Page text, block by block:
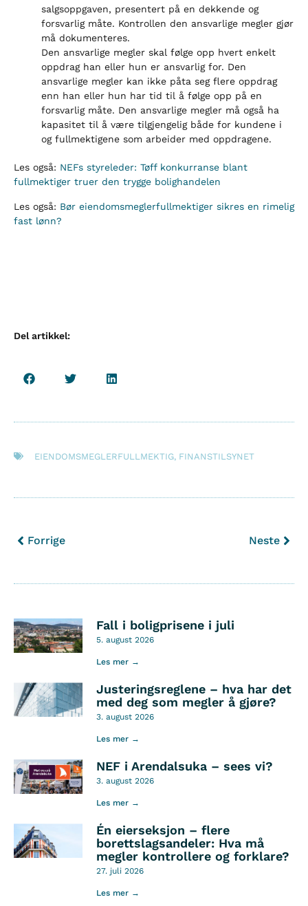
salgsoppgaven, presentert på en dekkende og
forsvarlig måte. Kontrollen den ansvarlige megler gjør
må dokumenteres.
Den ansvarlige megler skal følge opp hvert enkelt
oppdrag han eller hun er ansvarlig for. Den
ansvarlige megler kan ikke påta seg flere oppdrag
enn han eller hun har tid til å følge opp på en
forsvarlig måte. Den ansvarlige megler må også ha
kapasitet til å være tilgjengelig både for kundene i
og fullmektigene som arbeider med oppdragene.
Les også: NEFs styreleder: Tøff konkurranse blant
fullmektiger truer den trygge bolighandelen
Les også: Bør eiendomsmeglerfullmektiger sikres en rimelig
fast lønn?
Del artikkel:
EIENDOMSMEGLERFULLMEKTIG, FINANSTILSYNET
Forrige Neste
Fall i boligprisene i juli
5. august 2026
Les mer →
Justeringsreglene – hva har det
med deg som megler å gjøre?
3. august 2026
Les mer →
NEF i Arendalsuka – sees vi?
3. august 2026
Les mer →
Én eierseksjon – flere
borettslagsandeler: Hva må
megler kontrollere og forklare?
27. juli 2026
Les mer →